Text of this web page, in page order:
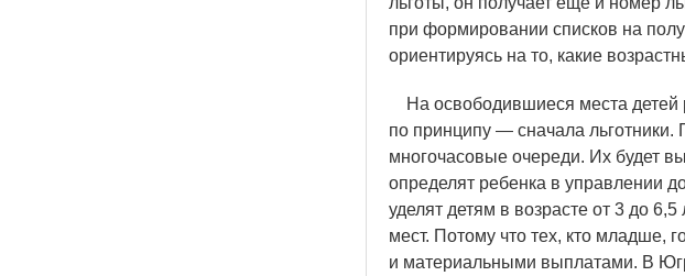
при формировании списков на
ориентируясь на то, какие
На освободившиеся места детей
по принципу — сначала льготники.
многочасовые очереди. Их будет
определят ребенка в управлении
уделят детям в возрасте от 3 до
мест. Потому что тех, кто младше,
и материальными выплатами. В